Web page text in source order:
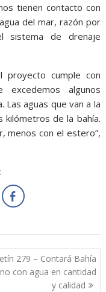
tienen contacto con
del mar, razón por
sistema de drenaje
proyecto cumple con
excedemos algunos
Las aguas que van a la
kilómetros de la bahía.
menos con el estero”,
279 – Contará Bahía
con agua en cantidad
y calidad